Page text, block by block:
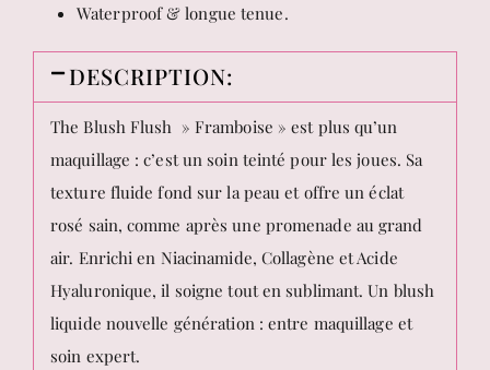
Waterproof & longue tenue.
DESCRIPTION:
The Blush Flush » Framboise » est plus qu’un
maquillage : c’est un soin teinté pour les joues. Sa
texture fluide fond sur la peau et offre un éclat
rosé sain, comme après une promenade au grand
air. Enrichi en Niacinamide, Collagène et Acide
Hyaluronique, il soigne tout en sublimant. Un blush
liquide nouvelle génération : entre maquillage et
soin expert.